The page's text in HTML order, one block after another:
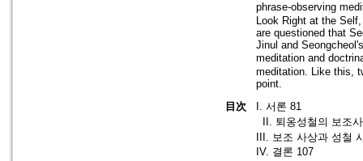
phrase-observing
Look Right at the
are questioned that
Jinul and
meditation and
meditation. Like this,
point.
目次
I. 서론 81
II. 퇴옹성철의 보조
III. 보조 사상과 성철
IV. 결론 107